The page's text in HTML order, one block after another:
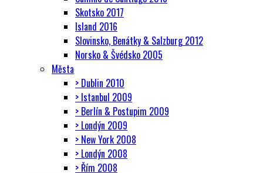
Skotsko 2017
Island 2016
Slovinsko, Benátky & Salzburg 2012
Norsko & Švédsko 2005
Města
> Dublin 2010
> Istanbul 2009
> Berlín & Postupim 2009
> Londýn 2009
> New York 2008
> Londýn 2008
> Řím 2008